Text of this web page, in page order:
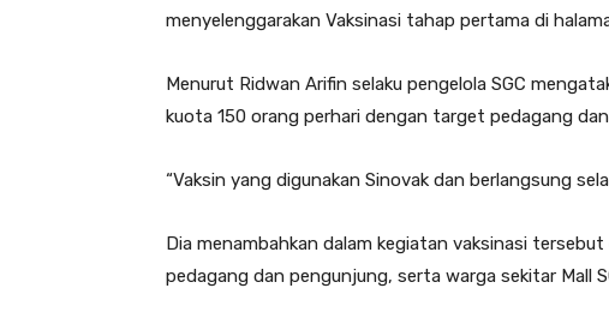
menyelenggarakan Vaksinasi tahap pertama di
Menurut Ridwan Arifin selaku pengelola SGC
kuota 150 orang perhari dengan target pedagang
“Vaksin yang digunakan Sinovak dan berlangsung
Dia menambahkan dalam kegiatan vaksinasi
pedagang dan pengunjung, serta warga sekitar Mall